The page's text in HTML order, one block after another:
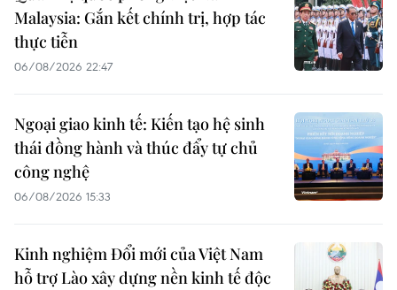
Malaysia: Gắn kết chính trị, hợp tác
thực tiễn
06/08/2026 22:47
Ngoại giao kinh tế: Kiến tạo hệ sinh
thái đồng hành và thúc đẩy tự chủ
công nghệ
06/08/2026 15:33
Kinh nghiệm Đổi mới của Việt Nam
hỗ trợ Lào xây dựng nền kinh tế độc